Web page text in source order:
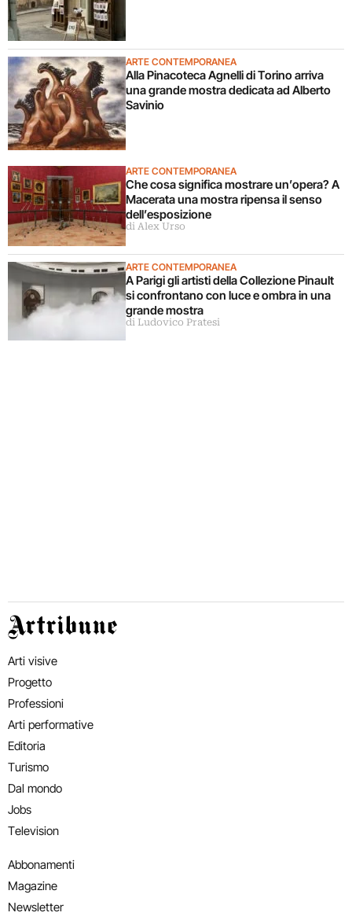
ARTE CONTEMPORANEA
Alla Pinacoteca Agnelli di Torino arriva
una grande mostra dedicata ad Alberto
Savinio
ARTE CONTEMPORANEA
Che cosa significa mostrare un’opera? A
Macerata una mostra ripensa il senso
dell’esposizione
di Alex Urso
ARTE CONTEMPORANEA
A Parigi gli artisti della Collezione Pinault
si confrontano con luce e ombra in una
grande mostra
di Ludovico Pratesi
Artribune
Arti visive
Progetto
Professioni
Arti performative
Editoria
Turismo
Dal mondo
Jobs
Television
Abbonamenti
Magazine
Newsletter